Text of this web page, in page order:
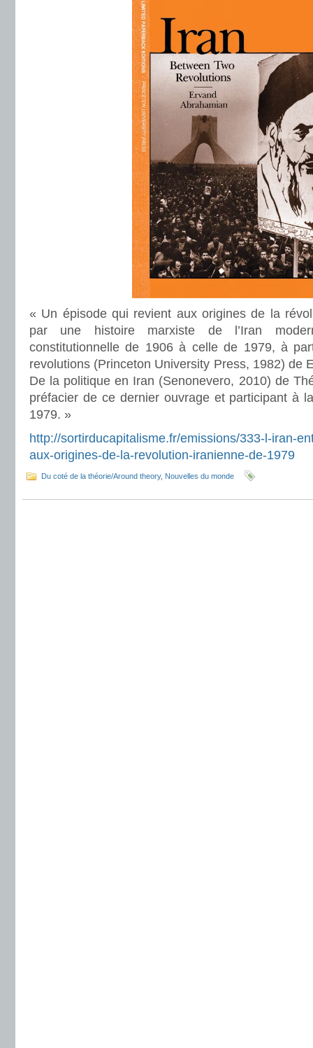
« Un épisode qui revient aux origines de la
par une histoire marxiste de l’Iran
constitutionnelle de 1906 à celle de 1979, à
revolutions (Princeton University Press, 1982) de
De la politique en Iran (Senonevero, 2010) de
préfacier de ce dernier ouvrage et participant à
1979. »
http://sortirducapitalisme.fr/emissions/333-l-iran-
aux-origines-de-la-revolution-iranienne-de-1979
Du coté de la théorie/Around theory, Nouvelles du monde